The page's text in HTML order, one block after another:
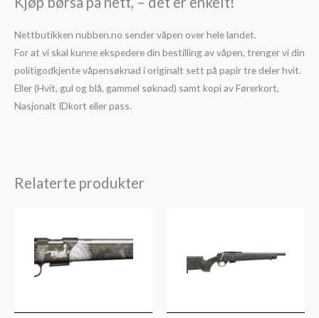
Nettbutikken nubben.no sender våpen over hele landet.
For at vi skal kunne ekspedere din bestilling av våpen, trenger vi din
politigodkjente våpensøknad i originalt sett på papir tre deler hvit.
Eller (Hvit, gul og blå, gammel søknad) samt kopi av Førerkort,
Nasjonalt IDkort eller pass.
Relaterte produkter